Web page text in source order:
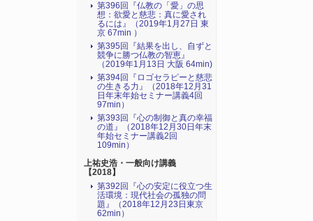
第396回『仏教の「愛」の思
想：欲愛と慈悲：真に愛され
るには』（2019年1月27日 東
京 67min ）
第395回『結果を出し、自ずと
競争に勝つ仏教の智恵』
（2019年1月13日 大阪 64min)
第394回『ロゴセラピーと慈悲
の生きる力』（2018年12月31
日年末年始セミナー講義4回
97min）
第393回『心の制御と真の幸福
の道』（2018年12月30日年末
年始セミナー講義2回
109min）
上祐史浩・一般向け講義
【2018】
第392回『心の安定に役立つ生
活環境：現代社会の孤独の問
題』（2018年12月23日東京
62min）